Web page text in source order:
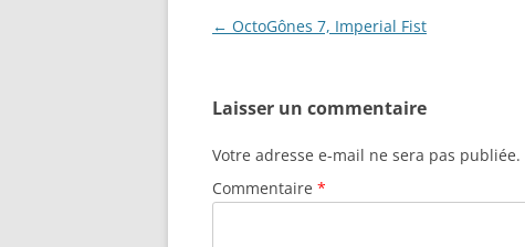
Navigation
← OctoGônes 7, Imperial Fist
Laisser un commentaire
Votre adresse e-mail ne sera pas publiée.
Commentaire *